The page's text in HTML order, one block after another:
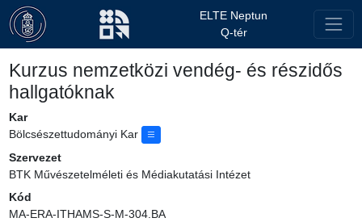
ELTE Neptun
Q-tér
Kurzus nemzetközi vendég- és részidős
hallgatóknak
Kar
Bölcsészettudományi Kar
Szervezet
BTK Művészetelméleti és Médiakutatási Intézet
Kód
MA-ERA-ITHAMS-S-M-304.BA